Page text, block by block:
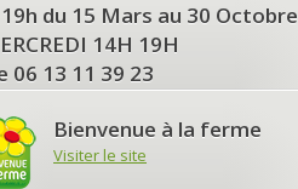
du 15 Mars au 30 Octobre
14H 19H
06 13 11 39 23
Bienvenue à la ferme
Visiter le site